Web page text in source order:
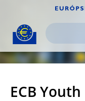
ECB